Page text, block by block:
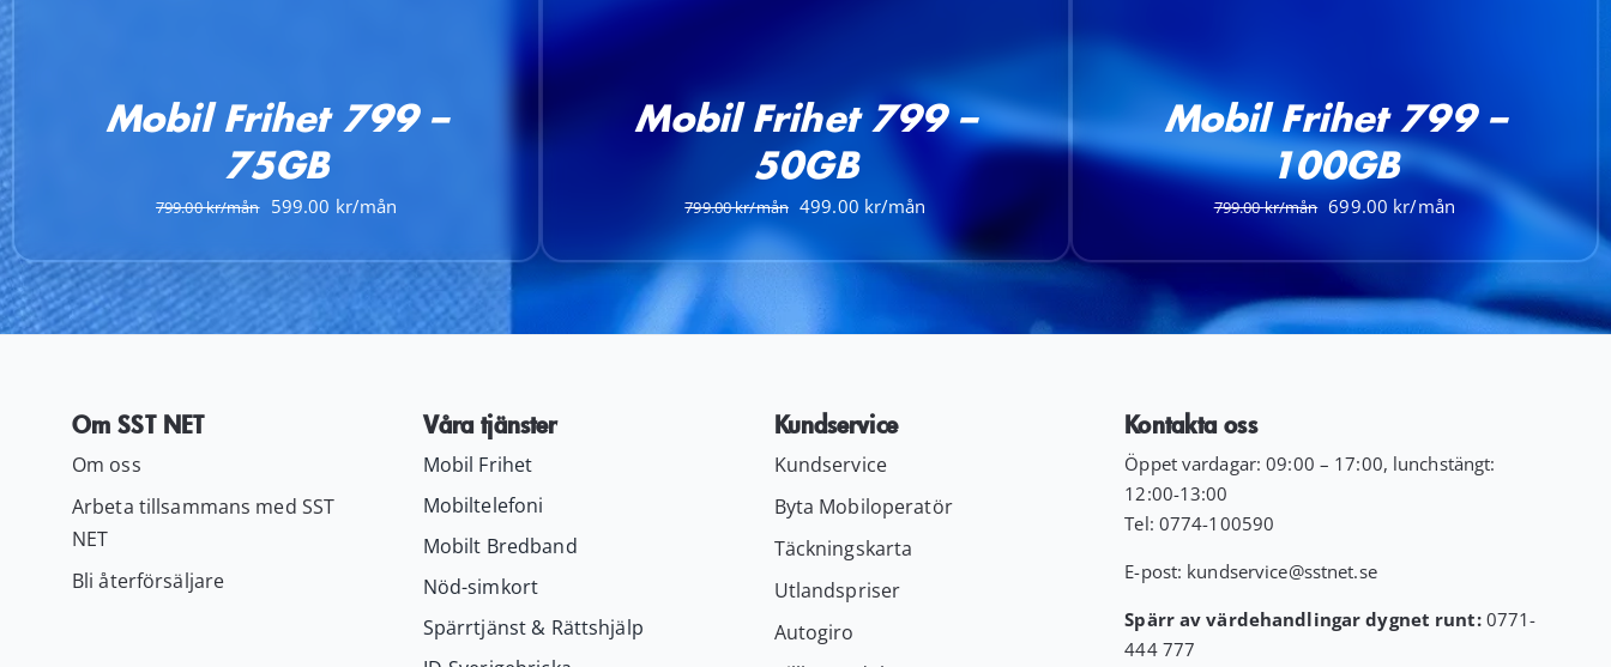
Mobil Frihet 799 –
75GB
799.00
Det
priset
var:
799.00 kr.
599.00
priset
är:
599.00 kr.
Mobil Frihet 799 –
50GB
799.00
Det
priset
499.00
priset
är:
Mobil Frihet 799 –
100GB
799.00
Det
priset
var:
799.00 kr.
699.00
Det
priset
är:
699.00 kr.
Om SST NET
Om oss
Arbeta tillsammans med SST
NET
Bli återförsäljare
Våra tjänster
Mobil Frihet
Mobiltelefoni
Mobilt Bredband
Nöd-simkort
Spärrtjänst & Rättshjälp
Kundservice
Kundservice
Byta Mobiloperatör
Täckningskarta
Utlandspriser
Autogiro
Kontakta oss
Öppet vardagar: 09:00 – 17:00, lunchstängt:
12:00-13:00
Tel: 0774-100590
E-post: kundservice@sstnet.se
Spärr av värdehandlingar dygnet runt:0771-
444 777